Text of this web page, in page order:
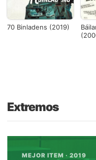
70 Binladens (2019)
Extremos
MEJOR ITEM · 2019